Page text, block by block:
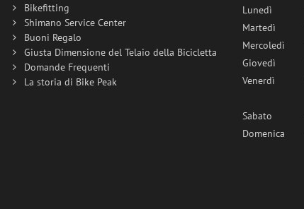
Bikefitting
Shimano Service Center
Buoni Regalo
Giusta Dimensione del Telaio della Bicicletta
Domande Frequenti
La storia di Bike Peak
Lunedì
Martedì
Mercoledì
Giovedì
Venerdì
Sabato
Domenica